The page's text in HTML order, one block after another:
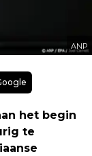
ANP
het begin
te